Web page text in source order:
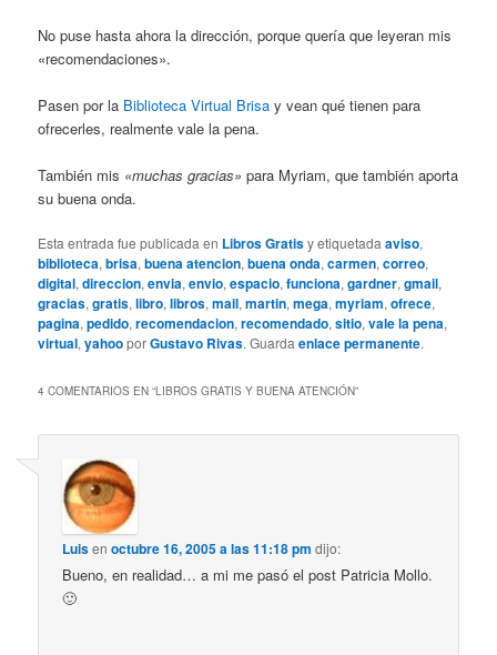
No puse hasta ahora la dirección, porque quería que leyeran mis
«recomendaciones».
Pasen por la Biblioteca Virtual Brisa y vean qué tienen para
ofrecerles, realmente vale la pena.
También mis «muchas gracias» para Myriam, que también aporta
su buena onda.
Esta entrada fue publicada en Libros Gratisy etiquetadaaviso,
biblioteca,brisa,buena atencion,buena onda,carmen,correo,
digital,direccion,envia,envio,espacio,funciona,gardner,gmail,
gracias,gratis,libro,libros,mail,martin,mega,myriam,ofrece,
pagina,pedido,recomendacion,recomendado,sitio,vale la pena,
virtual,yahooporGustavo Rivas. Guardaenlace permanente.
4 COMENTARIOS EN “LIBROS GRATIS Y BUENA ATENCIÓN”
Luisenoctubre 16, 2005 a las 11:18 pm dijo:
Bueno, en realidad… a mi me pasó el post Patricia Mollo.
🙂